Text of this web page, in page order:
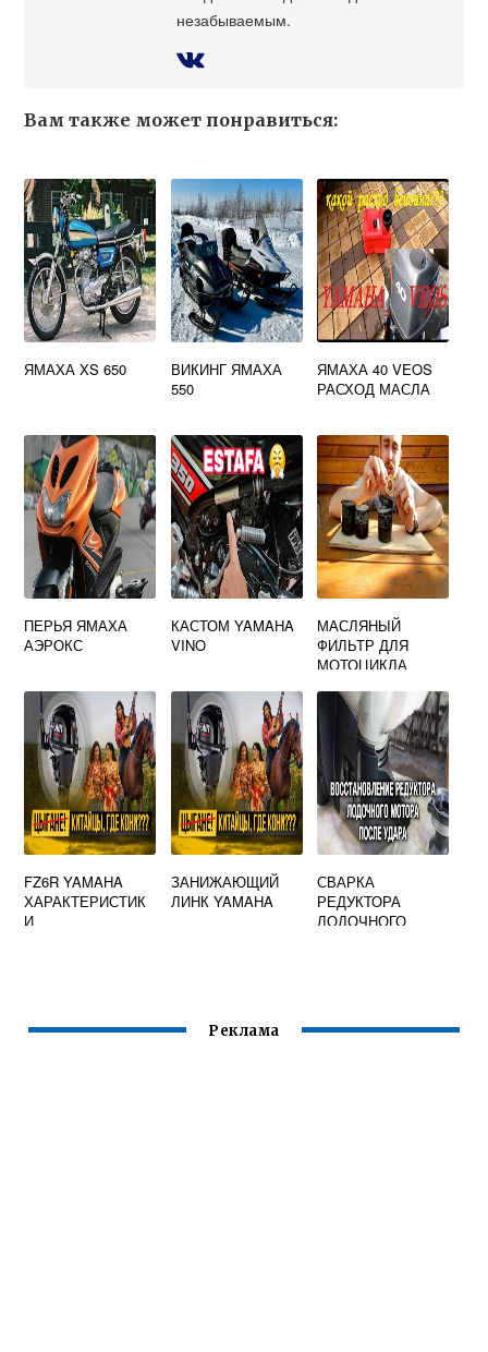
незабываемым.
Вам также может понравиться:
ЯМАХА XS 650
ВИКИНГ ЯМАХА
550
ЯМАХА 40 VEOS
РАСХОД МАСЛА
ПЕРЬЯ ЯМАХА
АЭРОКС
КАСТОМ YAMAHA
VINO
МАСЛЯНЫЙ
ФИЛЬТР ДЛЯ
МОТОЦИКЛА
FZ6R YAMAHA
ХАРАКТЕРИСТИК
И
ЗАНИЖАЮЩИЙ
ЛИНК YAMAHA
СВАРКА
РЕДУКТОРА
ЛОДОЧНОГО
Реклама